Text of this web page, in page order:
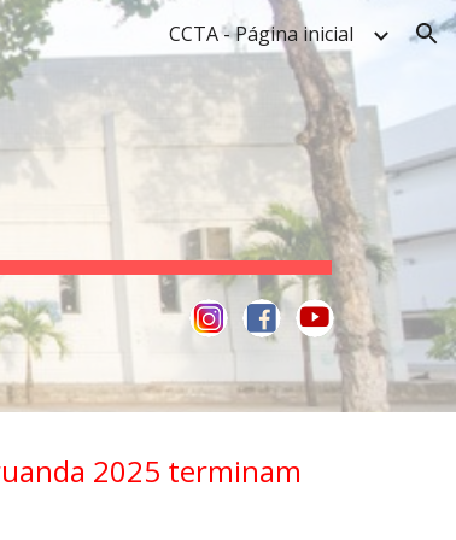
CCTA - Página inicial
2025 terminam